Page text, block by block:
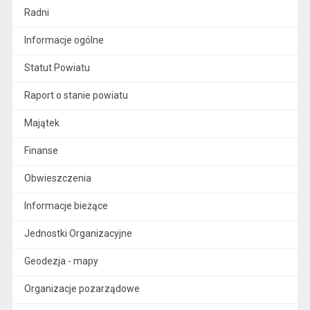
Radni
Informacje ogólne
Statut Powiatu
Raport o stanie powiatu
Majątek
Finanse
Obwieszczenia
Informacje bieżące
Jednostki Organizacyjne
Geodezja - mapy
Organizacje pozarządowe